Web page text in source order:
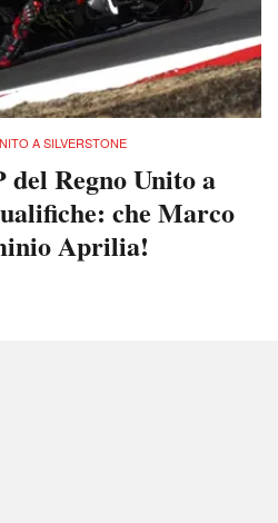
A SILVERSTONE
del Regno Unito a
che Marco
Aprilia!